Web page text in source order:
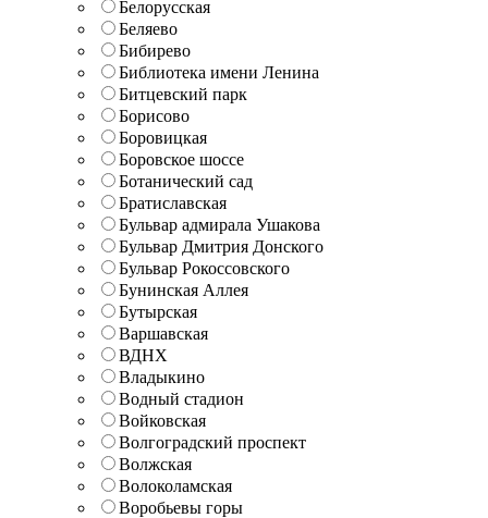
Белорусская
Беляево
Бибирево
Библиотека имени Ленина
Битцевский парк
Борисово
Боровицкая
Боровское шоссе
Ботанический сад
Братиславская
Бульвар адмирала Ушакова
Бульвар Дмитрия Донского
Бульвар Рокоссовского
Бунинская Аллея
Бутырская
Варшавская
ВДНХ
Владыкино
Водный стадион
Войковская
Волгоградский проспект
Волжская
Волоколамская
Воробьевы горы